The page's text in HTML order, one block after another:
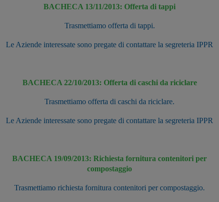
BACHECA 13/11/2013: Offerta di tappi
Trasmettiamo offerta di tappi.
Le Aziende interessate sono pregate di contattare la segreteria IPPR
BACHECA 22/10/2013: Offerta di caschi da riciclare
Trasmettiamo offerta di caschi da riciclare.
Le Aziende interessate sono pregate di contattare la segreteria IPPR
BACHECA 19/09/2013: Richiesta fornitura contenitori per
compostaggio
Trasmettiamo richiesta fornitura contenitori per compostaggio.